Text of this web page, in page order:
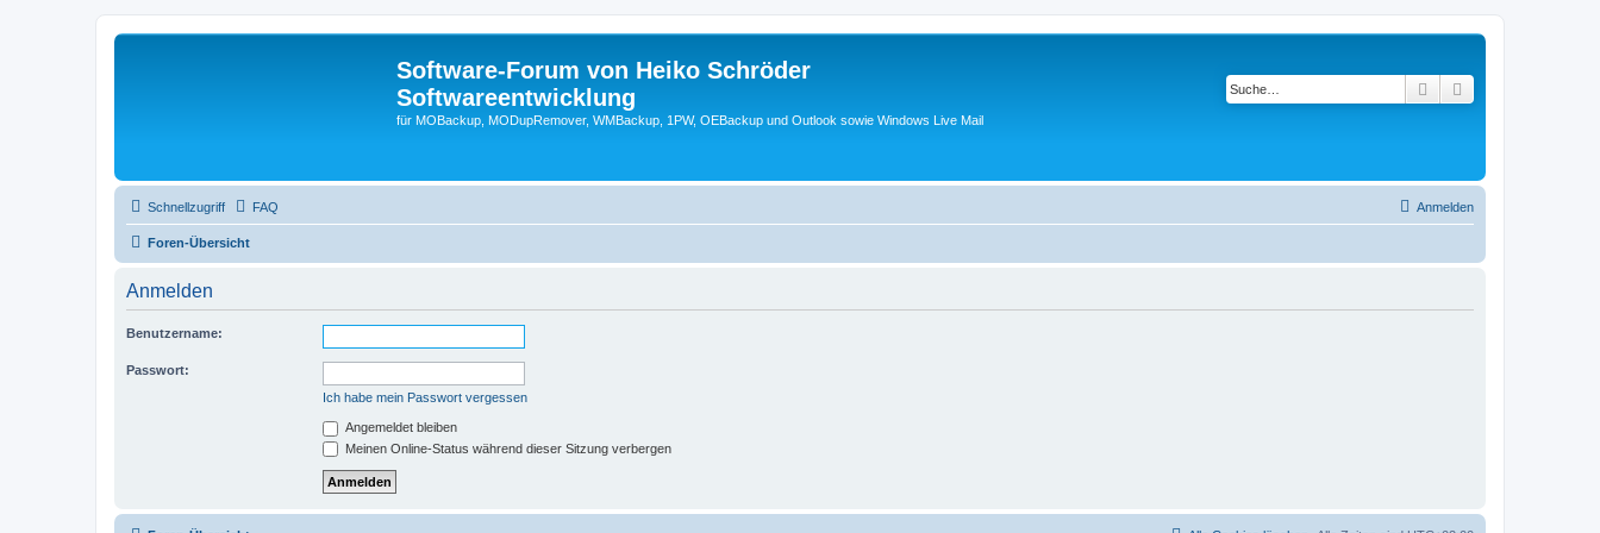
Software-Forum von Heiko Schröder
Softwareentwicklung
für MOBackup, MODupRemover, WMBackup, 1PW, OEBackup und Outlook sowie Windows Live Mail
Suche
Schnellzugriff FAQ Anmelden
Foren-Übersicht
Anmelden
Benutzername:
Passwort:
Ich habe mein Passwort vergessen
Angemeldet bleiben
Meinen Online-Status während dieser Sitzung verbergen